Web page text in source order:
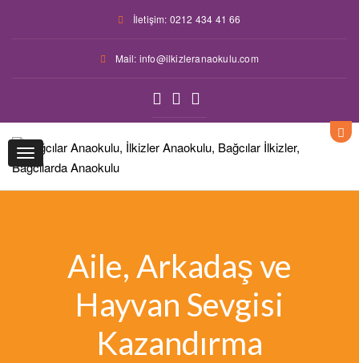
İletişim: 0212 434 41 66
Mail: info@ilkizleranaokulu.com
Toggle
navigation
Aile, Arkadaş ve
Hayvan Sevgisi
Kazandırma